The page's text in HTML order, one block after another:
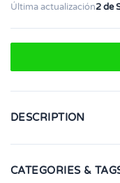
Última actualización2 de
DESCRIPTION
CATEGORIES &